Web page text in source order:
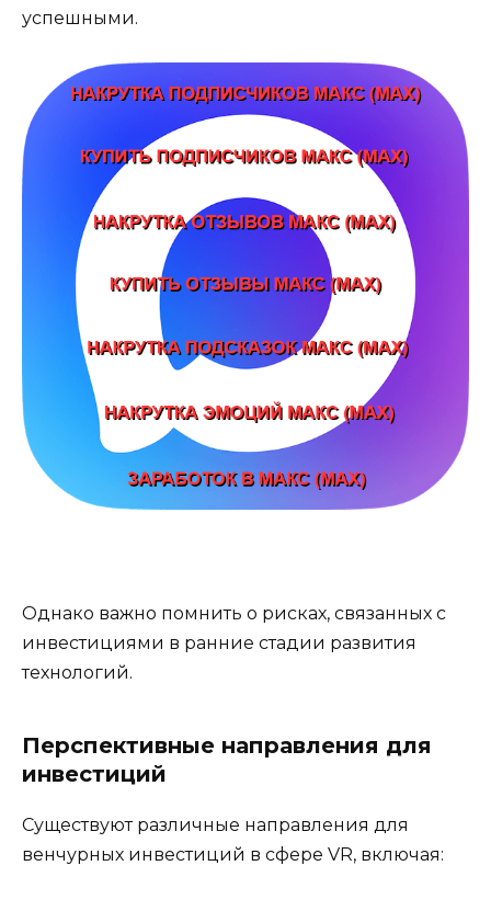
успешными.
Однако важно помнить о рисках, связанных с
инвестициями в ранние стадии развития
технологий.
Перспективные направления для
инвестиций
Существуют различные направления для
венчурных инвестиций в сфере VR, включая: